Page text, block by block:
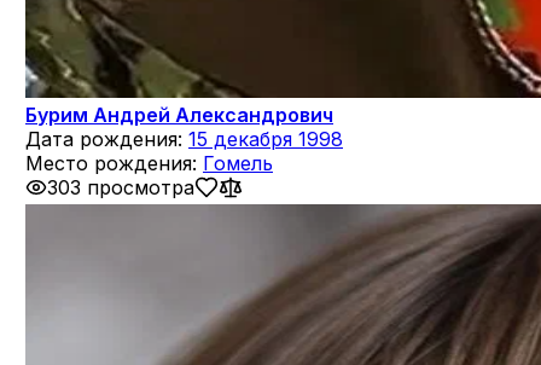
Бурим Андрей Александрович
Дата рождения: 15 декабря 1998
Место рождения: Гомель
303 просмотра